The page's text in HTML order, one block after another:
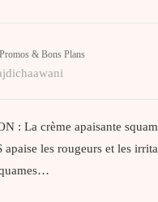
Promos & Bons Plans
: La crème apaisante
les rougeurs et les